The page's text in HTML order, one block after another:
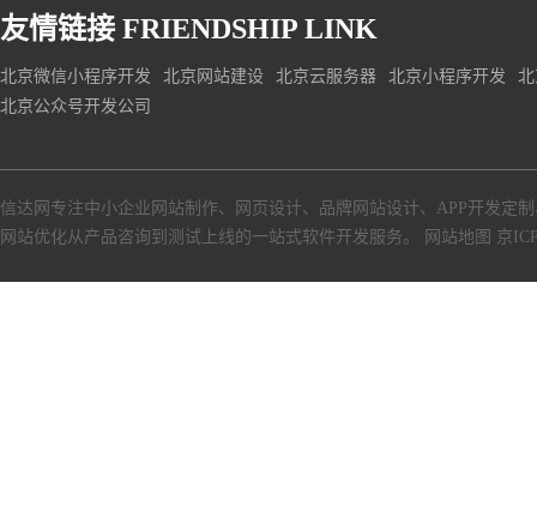
友情链接 FRIENDSHIP LINK
北京微信小程序开发 北京网站建设 北京云服务器 北京小程序开发
北京公众号开发公司
信达网专注中小企业网站制作、 网页设计、 品牌网站设计、 APP开发定制
网站优化从产品咨询到测试上线的一站式软件开发服务。
网站地图 京